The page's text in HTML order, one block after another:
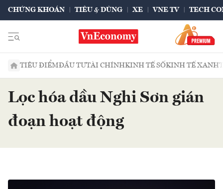
CHỨNG KHOÁN TIÊU & DÙNG XE VNE TV TECH
TIÊU ĐIỂMĐẦU TƯTÀI CHÍNHKINH TẾ SỐKINH TẾ XANH
Lọc hóa dầu Nghi Sơn gián
đoạn hoạt động